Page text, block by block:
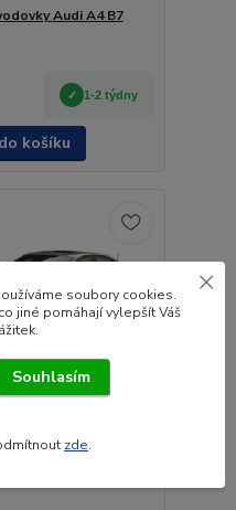
Audi A4 B7
1-2 týdny
košíku
soubory cookies.
jiné pomáhají vylepšít Váš
Souhlasím
zde.